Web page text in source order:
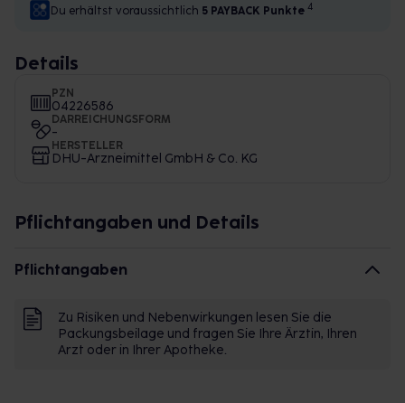
Du erhältst voraussichtlich 5 PAYBACK Punkte 4
Details
PZN
04226586
DARREICHUNGSFORM
-
HERSTELLER
DHU-Arzneimittel GmbH & Co. KG
Pflichtangaben und Details
Pflichtangaben
Zu Risiken und Nebenwirkungen lesen Sie die
Packungsbeilage und fragen Sie Ihre Ärztin, Ihren
Arzt oder in Ihrer Apotheke.